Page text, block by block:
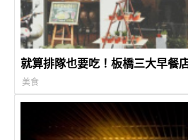
就算排隊也要吃！板橋三大早餐
美食